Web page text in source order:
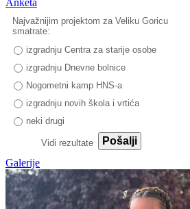
Anketa
Najvažnijim projektom za Veliku Goricu
smatrate:
izgradnju Centra za starije osobe
izgradnju Dnevne bolnice
Nogometni kamp HNS-a
izgradnju novih škola i vrtića
neki drugi
Vidi rezultate
Pošalji
Galerije